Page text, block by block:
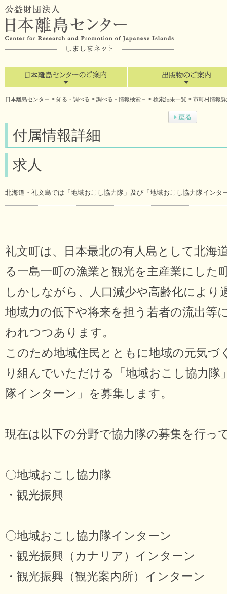
日本離島センター > 知る・調べる > 調べる－情報検索－ > 検索結果一覧 > 市町村情報
付属情報詳細
求人
北海道・礼文島では「地域おこし協力隊」及び「地域おこし協力隊インタ
礼文町は、日本最北の有人島として北海
る一島一町の漁業と観光を主産業にした
しかしながら、人口減少や高齢化により
地域力の低下や将来を担う若者の流出等
われつつあります。
このため地域住民とともに地域の元気づ
り組んでいただける「地域おこし協力隊
隊インターン」を募集します。
現在は以下の分野で協力隊の募集を行っ
〇地域おこし協力隊
・観光振興
〇地域おこし協力隊インターン
・観光振興（カナリア）インターン
・観光振興（観光案内所）インターン